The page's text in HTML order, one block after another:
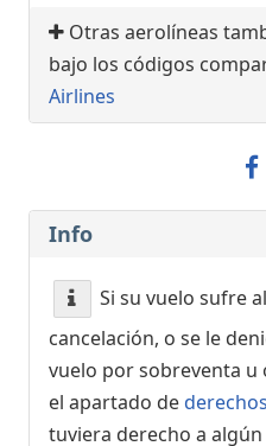
Otras aerolíneas
bajo los códigos
Airlines
Info
Si su vuelo sufre
cancelación, o se le
vuelo por sobreventa
el apartado de
tuviera derecho a